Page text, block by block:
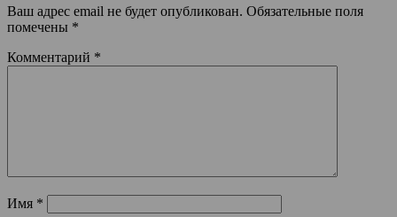
Ваш адрес email не будет опубликован. Обязательные поля
помечены *
Комментарий *
Имя *